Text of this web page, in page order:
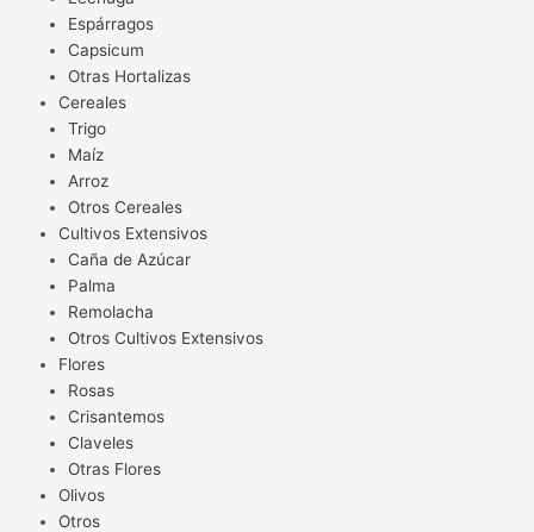
Espárragos
Capsicum
Otras Hortalizas
Cereales
Trigo
Maíz
Arroz
Otros Cereales
Cultivos Extensivos
Caña de Azúcar
Palma
Remolacha
Otros Cultivos Extensivos
Flores
Rosas
Crisantemos
Claveles
Otras Flores
Olivos
Otros